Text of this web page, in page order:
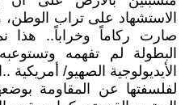
الاستشهاد على تراب
صارت ركاماً وخراباً.. هذا
البطولة لم تفهمه وتستوعبه
الأيديولوجية الصهيو/ أمريكية
لفلسفتها عن المقاومة